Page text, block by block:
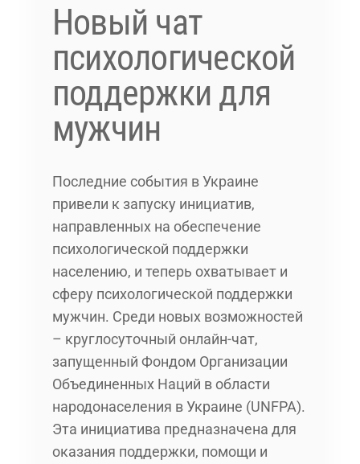
Новый чат
психологической
поддержки для
мужчин
Последние события в Украине
привели к запуску инициатив,
направленных на обеспечение
психологической поддержки
населению, и теперь охватывает и
сферу психологической поддержки
мужчин. Среди новых возможностей
– круглосуточный онлайн-чат,
запущенный Фондом Организации
Объединенных Наций в области
народонаселения в Украине (UNFPA).
Эта инициатива предназначена для
оказания поддержки, помощи и